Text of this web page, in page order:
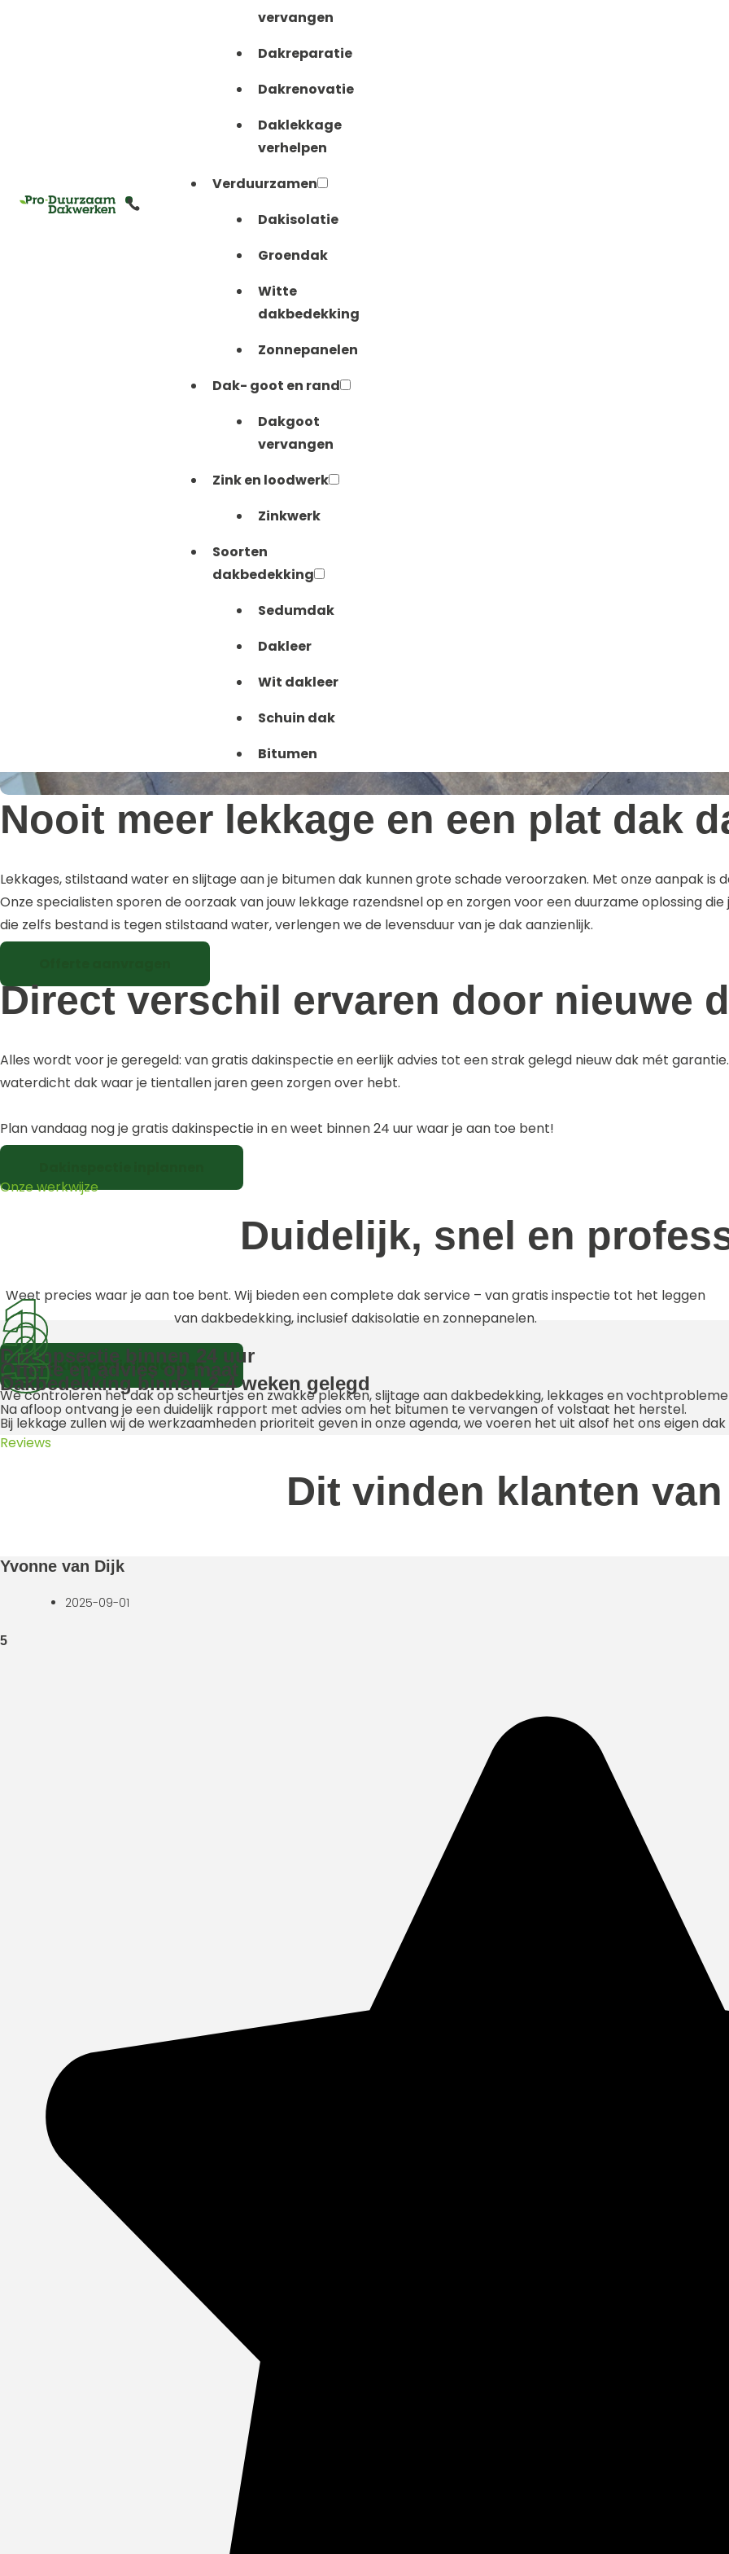
vervangen
Dakreparatie
Dakrenovatie
Daklekkage
verhelpen
Verduurzamen
Dakisolatie
Groendak
Witte
dakbedekking
Zonnepanelen
Dak- goot en rand
Dakgoot
vervangen
Zink en loodwerk
Zinkwerk
Soorten
dakbedekking
Sedumdak
Dakleer
Wit dakleer
Schuin dak
Bitumen
Nooit meer lekkage en een plat dak
Lekkages, stilstaand water en slijtage aan je bitumen dak kunnen grote schade veroorzaken. Met onze aanpak is
Onze specialisten sporen de oorzaak van jouw lekkage razendsnel op en zorgen voor een duurzame oplossing
die zelfs bestand is tegen stilstaand water, verlengen we de levensduur van je dak aanzienlijk.
Direct verschil ervaren door nieuwe
Alles wordt voor je geregeld: van gratis dakinspectie en eerlijk advies tot een strak gelegd nieuw dak mét
waterdicht dak waar je tientallen jaren geen zorgen over hebt.
Plan vandaag nog je gratis dakinspectie in en weet binnen 24 uur waar je aan toe bent!
Onze werkwijze
Duidelijk, snel en
Weet precies waar je aan toe bent. Wij bieden een complete dak service – van gratis inspectie tot het leggen
van dakbedekking, inclusief dakisolatie en zonnepanelen.
Dakinspectie inplannen
1
Dakinpsectie binnen 24 uur
We controleren het dak op scheurtjes en zwakke plekken, slijtage aan dakbedekking, lekkages en
2
Offerte en advies op maat
Na afloop ontvang je een duidelijk rapport met advies om het bitumen te vervangen of volstaat het herstel.
3
Dakbedekking binnen 2-4 weken gelegd
Bij lekkage zullen wij de werkzaamheden prioriteit geven in onze agenda, we voeren het uit alsof het ons eigen dak
Reviews
Dit vinden klanten
Yvonne van Dijk
2025-09-01
5